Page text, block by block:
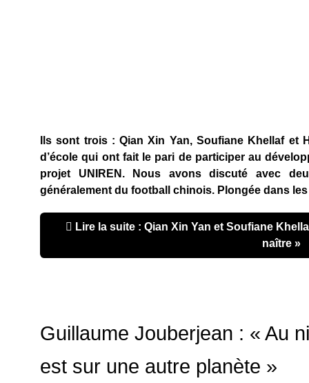
Ils sont trois : Qian Xin Yan, Soufiane Khellaf et
d’école qui ont fait le pari de participer au
projet UNIREN. Nous avons discuté avec
généralement du football chinois. Plongée dans
Lire la suite : Qian Xin Yan et Soufiane
naître »
Guillaume Jouberjean : « Au
est sur une autre planète »